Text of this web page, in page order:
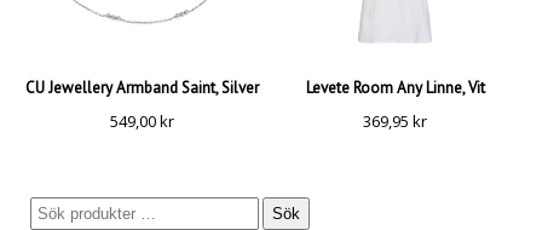
CU Jewellery Armband Saint, Silver
549,00kr
Levete Room Any Linne, Vit
369,95 kr
Sök